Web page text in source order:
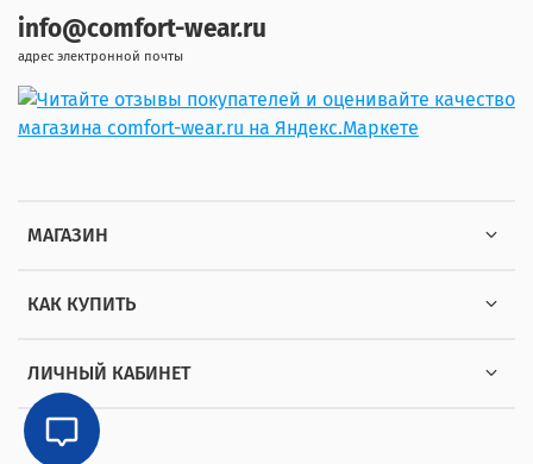
МАГАЗИН
КАК КУПИТЬ
ЛИЧНЫЙ КАБИНЕТ
info@comfort-wear.ru
адрес электронной почты